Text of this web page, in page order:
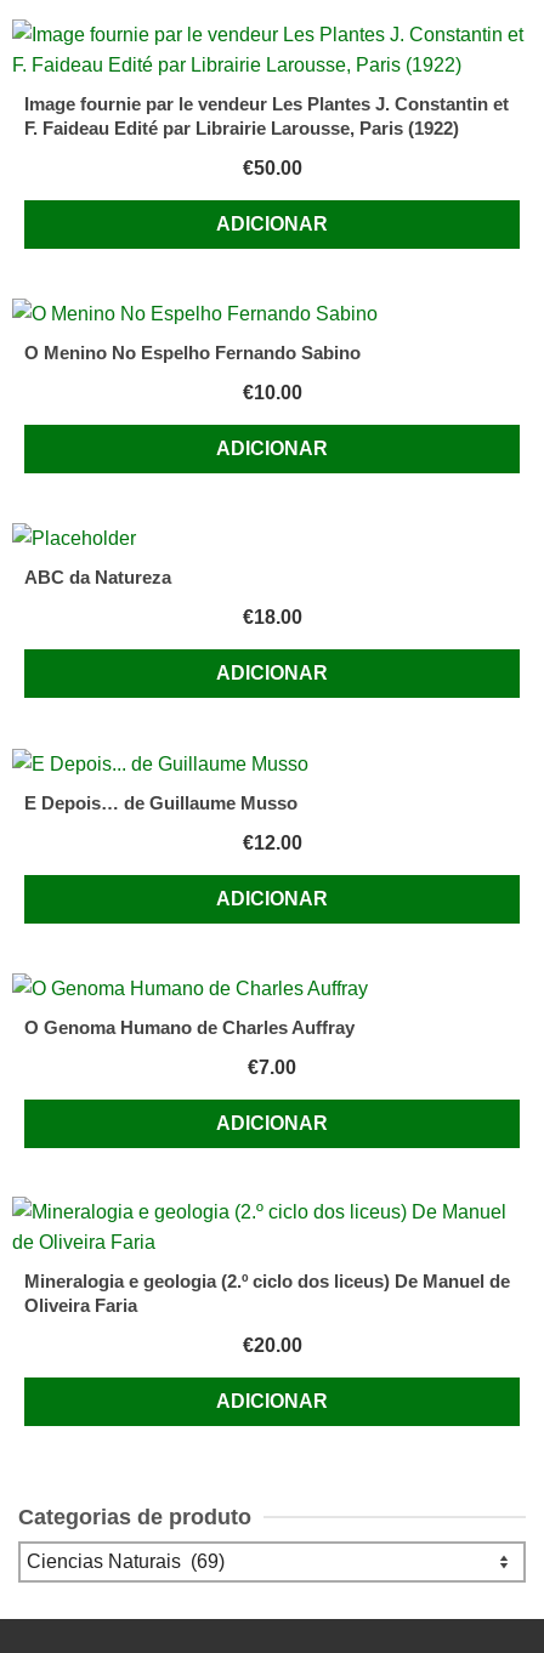
Image fournie par le vendeur Les Plantes J. Constantin et
F. Faideau Edité par Librairie Larousse, Paris (1922)
€50.00
ADICIONAR
O Menino No Espelho Fernando Sabino
€10.00
ADICIONAR
ABC da Natureza
€18.00
ADICIONAR
E Depois… de Guillaume Musso
€12.00
ADICIONAR
O Genoma Humano de Charles Auffray
€7.00
ADICIONAR
Mineralogia e geologia (2.º ciclo dos liceus) De Manuel de
Oliveira Faria
€20.00
ADICIONAR
Categorias de produto